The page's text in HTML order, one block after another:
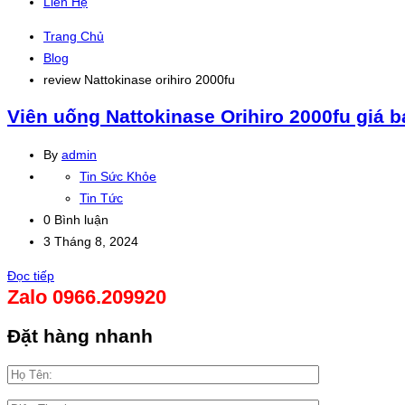
Trang Chủ
Blog
review Nattokinase orihiro 2000fu
Viên uống Nattokinase Orihiro 2000fu giá
By admin
Tin Sức Khỏe
Tin Tức
0 Bình luận
3 Tháng 8, 2024
Đọc tiếp
Zalo 0966.209920
Đặt hàng nhanh